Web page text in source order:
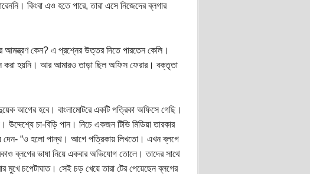
কিংবা এও হতে পারে, তারা এসে নিজেদের ব্লগার
আমন্ত্রণ কেন? এ প্রশ্নের উত্তর দিতে পারতেন কেলি।
করা হয়নি। আর আমারও তাড়া ছিল অফিস ফেরার। বক্তৃতা
আগের হবে। বাংলামোটরে একটি পত্রিকা অফিসে গেছি।
চা-বিড়ি পান। নিচে একজন টিভি মিডিয়া তারকার
দেন- “ও হলো পান্থ। আগে পত্রিকায় লিখতো। এখন ব্লগে
ব্লগের ভাষা নিয়ে একবার অভিযোগ তোলে। তাদের সাথে
চপেটাঘাত। সেই চড় খেয়ে তারা টের পেয়েছেন ব্লগের